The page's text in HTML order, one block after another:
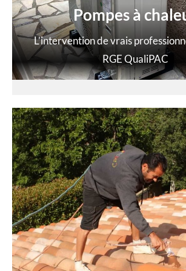
Pompes à
L’intervention de vrais
RGE QualiPAC